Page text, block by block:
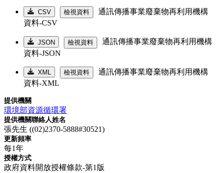
CSV 檢視資料
通訊傳播事業廢棄物再利用機構
資料-CSV
JSON 檢視資料
通訊傳播事業廢棄物再利用機構
資料-JSON
XML 檢視資料
通訊傳播事業廢棄物再利用機構
資料-XML
提供機關
環境部資源循環署
提供機關聯絡人姓名
張先生 ((02)2370-5888#30521)
更新頻率
每1年
授權方式
政府資料開放授權條款-第1版